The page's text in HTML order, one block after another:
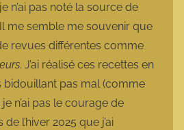
n’ai pas noté la source de
me semble me souvenir que
revues différentes comme
. J’ai réalisé ces recettes en
bidouillant pas mal (comme
je n’ai pas le courage de
l’hiver 2025 que j’ai